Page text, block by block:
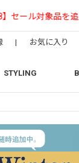
の別注】
STYLING
| お気に入り